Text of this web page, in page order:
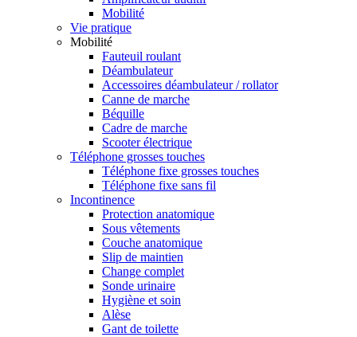
Mobilité
Vie pratique
Mobilité
Fauteuil roulant
Déambulateur
Accessoires déambulateur / rollator
Canne de marche
Béquille
Cadre de marche
Scooter électrique
Téléphone grosses touches
Téléphone fixe grosses touches
Téléphone fixe sans fil
Incontinence
Protection anatomique
Sous vêtements
Couche anatomique
Slip de maintien
Change complet
Sonde urinaire
Hygiène et soin
Alèse
Gant de toilette